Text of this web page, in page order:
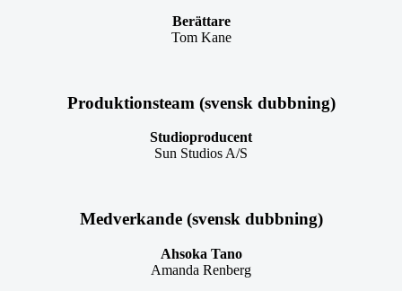
Berättare
Tom Kane
Produktionsteam (svensk dubbning)
Studioproducent
Sun Studios A/S
Medverkande (svensk dubbning)
Ahsoka Tano
Amanda Renberg